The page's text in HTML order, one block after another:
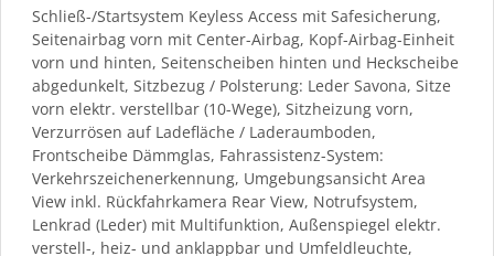
Schließ-/Startsystem Keyless Access mit Safesicherung,
Seitenairbag vorn mit Center-Airbag, Kopf-Airbag-Einheit
vorn und hinten, Seitenscheiben hinten und Heckscheibe
abgedunkelt, Sitzbezug / Polsterung: Leder Savona, Sitze
vorn elektr. verstellbar (10-Wege), Sitzheizung vorn,
Verzurrösen auf Ladefläche / Laderaumboden,
Frontscheibe Dämmglas, Fahrassistenz-System:
Verkehrszeichenerkennung, Umgebungsansicht Area
View inkl. Rückfahrkamera Rear View, Notrufsystem,
Lenkrad (Leder) mit Multifunktion, Außenspiegel elektr.
verstell-, heiz- und anklappbar und Umfeldleuchte,